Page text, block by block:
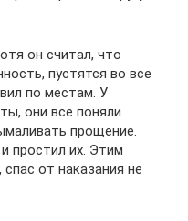
он считал, что
пустятся во все
по местам. У
они все поняли
прощение.
простил их. Этим
от наказания не